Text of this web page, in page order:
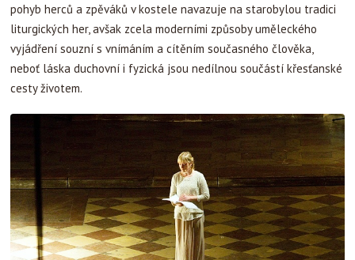
pohyb herců a zpěváků v kostele navazuje na starobylou tradici
liturgických her, avšak zcela moderními způsoby uměleckého
vyjádření souzní s vnímáním a cítěním současného člověka,
neboť láska duchovní i fyzická jsou nedílnou součástí křesťanské
cesty životem.